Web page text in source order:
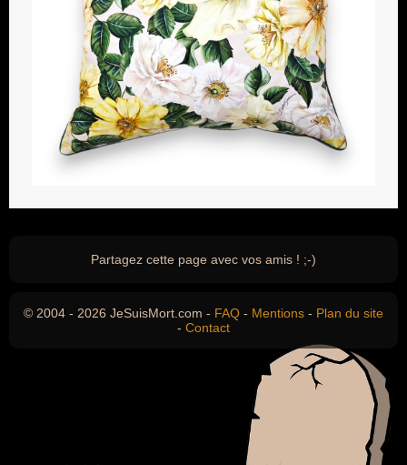
Partagez cette page avec vos amis ! ;-)
© 2004 - 2026 JeSuisMort.com - FAQ - Mentions - Plan du site
- Contact